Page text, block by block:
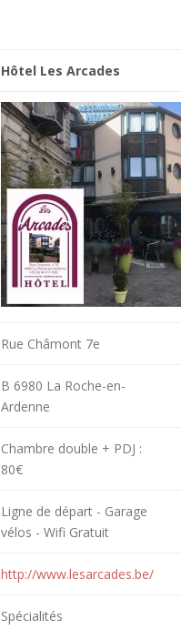
Hôtel Les Arcades
Rue Châmont 7e
B 6980 La Roche-en-
Ardenne
Chambre double + PDJ :
80€
Ligne de départ - Garage
vélos - Wifi Gratuit
http://www.lesarcades.be/
Spécialités